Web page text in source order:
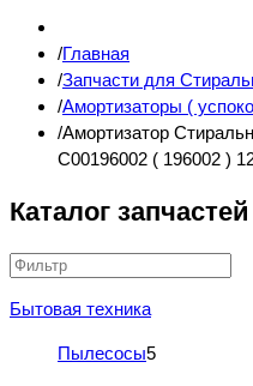
Главная
Запчасти для
Амортизаторы (
Амортизатор
C00196002 ( 196002 )
Каталог запчастей
Бытовая техника
Пылесосы5